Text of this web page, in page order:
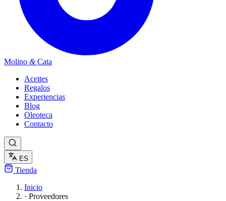
Molino &Cata
Aceites
Regalos
Experiencias
Blog
Oleoteca
Contacto
ES
Tienda
Inicio
· Proveedores